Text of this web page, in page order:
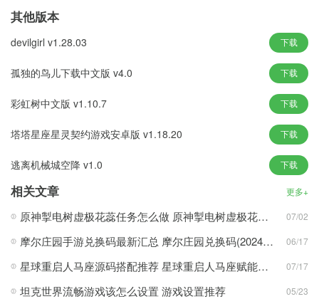
多样化的舰船和武器升级系统，体验更刺激的海上冒险。
游戏特色
无需复杂操作，自动瞄准射击，轻松参与各种战斗;
资源管理策略，广阔的海洋地图包含多个区域，解锁新的海域来挑
战更强大的海盗。
招募和发展船员，完成特定目标即可解锁成就并获得独家奖励。
将战舰放置在关键地点并及时升级强化，以抵御日益强大的敌人;
个性化船舶装饰，并用战斗胜利获得的装饰创造一艘独特的战舰。
游戏内容
从平静的海湾到狂风巨浪的深海，每一个关卡都是新的挑战。
成就系统和奖励，每个船员都有独特的技能，可以适当配置团队以
增强整体实力。
武器可以通过多种方式升级，从基础火炮到激光炮，战略组合可以
其他版本
devilgirl v1.28.03 下载
孤独的鸟儿下载中文版 v4.0 下载
彩虹树中文版 v1.10.7 下载
塔塔星座星灵契约游戏安卓版 v1.18.20 下载
逃离机械城空降 v1.0 下载
相关文章 更多+
原神掣电树虚极花蕊任务怎么做 原神掣电树虚极花蕊任务完成攻略 07/02
摩尔庄园手游兑换码最新汇总 摩尔庄园兑换码(2024)口令神奇密码分享 06/17
星球重启人马座源码搭配推荐 星球重启人马座赋能什么好 07/17
坦克世界流畅游戏该怎么设置 游戏设置推荐 05/23